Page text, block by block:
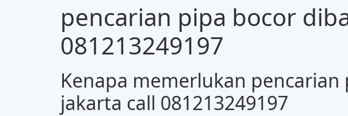
pencarian pipa bocor
081213249197
Kenapa memerlukan
jakarta call 081213249197